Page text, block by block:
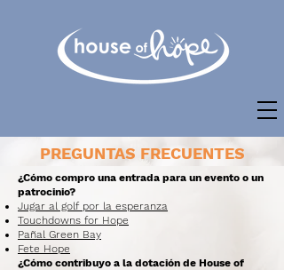
PREGUNTAS FRECUENTES
¿Cómo compro una entrada para un evento o un
patrocinio?
Jugar al golf por la esperanza
Touchdowns for Hope
Pañal Green Bay
Fete Hope
¿Cómo contribuyo a la dotación de House of